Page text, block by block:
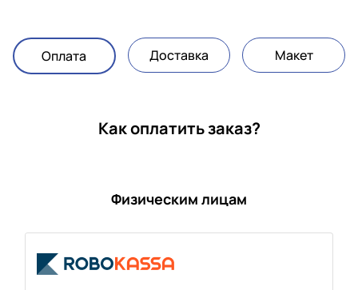
Оплата Доставка Макет
Как оплатить заказ?
Физическим лицам